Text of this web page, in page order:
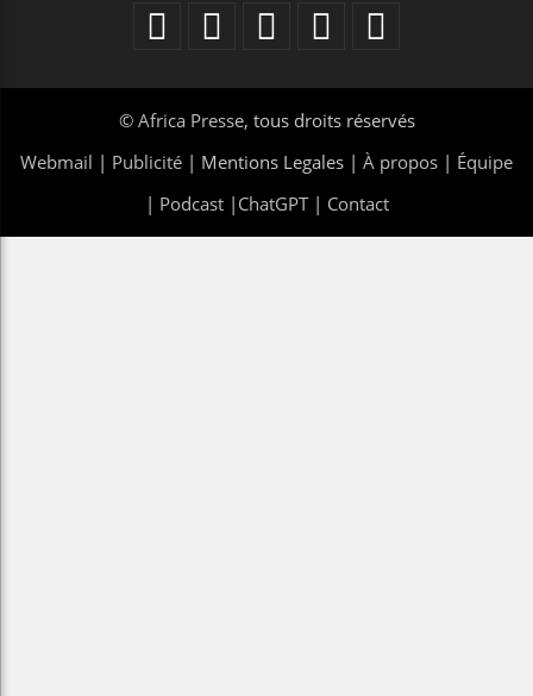
© Africa Presse, tous droits réservés
Webmail | Publicité | Mentions Legales | À propos | Équipe
| Podcast| ChatGPT| Contact